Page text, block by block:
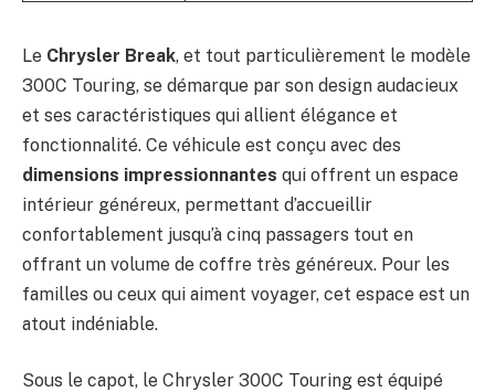
Le Chrysler Break, et tout particulièrement le modèle
300C Touring, se démarque par son design audacieux
et ses caractéristiques qui allient élégance et
fonctionnalité. Ce véhicule est conçu avec des
dimensions impressionnantes qui offrent un espace
intérieur généreux, permettant d’accueillir
confortablement jusqu’à cinq passagers tout en
offrant un volume de coffre très généreux. Pour les
familles ou ceux qui aiment voyager, cet espace est un
atout indéniable.
Sous le capot, le Chrysler 300C Touring est équipé